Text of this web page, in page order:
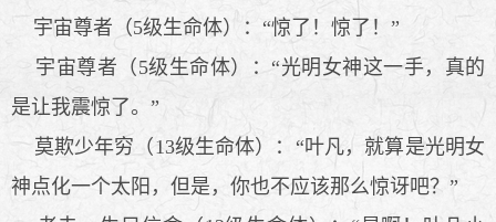
宇宙尊者（5级生命体）：“惊了！惊了！”
宇宙尊者（5级生命体）：“光明女神这一手，真的
是让我震惊了。”
莫欺少年穷（13级生命体）：“叶凡，就算是光明女
神点化一个太阳，但是，你也不应该那么惊讶吧？”